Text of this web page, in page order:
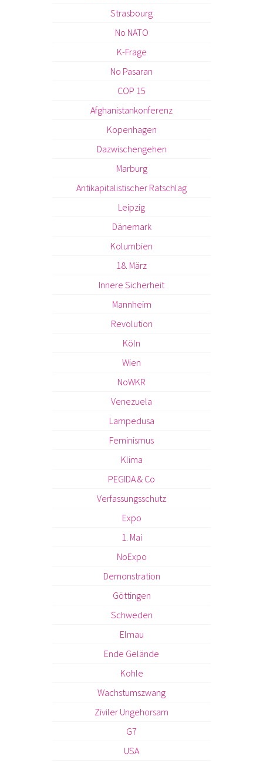
Strasbourg
No NATO
K-Frage
No Pasaran
COP 15
Afghanistankonferenz
Kopenhagen
Dazwischengehen
Marburg
Antikapitalistischer Ratschlag
Leipzig
Dänemark
Kolumbien
18. März
Innere Sicherheit
Mannheim
Revolution
Köln
Wien
NoWKR
Venezuela
Lampedusa
Feminismus
Klima
PEGIDA & Co
Verfassungsschutz
Expo
1. Mai
NoExpo
Demonstration
Göttingen
Schweden
Elmau
Ende Gelände
Kohle
Wachstumszwang
Ziviler Ungehorsam
G7
USA